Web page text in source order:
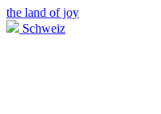
the land of joy
Schweiz